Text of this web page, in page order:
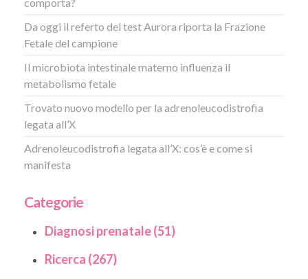
Da oggi il referto del test Aurora riporta la Frazione
Fetale del campione
Il microbiota intestinale materno influenza il
metabolismo fetale
Trovato nuovo modello per la adrenoleucodistrofia
legata all’X
Adrenoleucodistrofia legata all’X: cos’è e come si
manifesta
Categorie
Diagnosi prenatale (51)
Ricerca (267)